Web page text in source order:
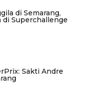
di Semarang,
di Superchallenge
Sakti Andre